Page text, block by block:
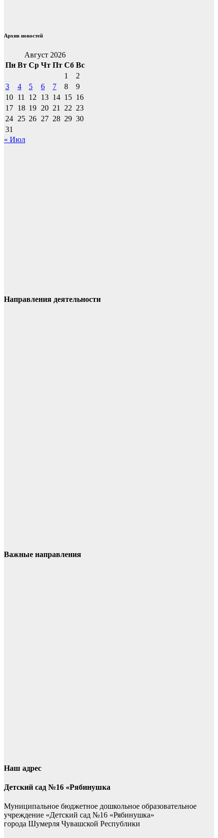
Архив новостей
Август 2026
Пн Вт Ср Чт Пт Сб Вс
1
2
3
4 5 6 7 8
9
10 11 12 13 14 15 16
17 18 19 20 21 22 23
24 25 26 27 28 29 30
31
« Июл
Направления деятельности
Важные направления
Наш адрес
Детский сад №16 «Рябинушка
Муниципальное бюджетное дошкольное образовательное
учреждение «Детский сад №16 «Рябинушка»
города Шумерля Чувашской Республики